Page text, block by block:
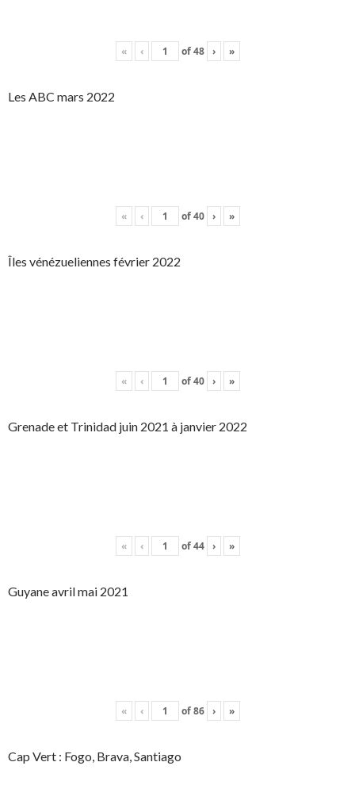
« ‹ of48 › »
Les ABC mars 2022
« ‹ of40 › »
Îles vénézueliennes février 2022
« ‹ of40 › »
Grenade et Trinidad juin 2021 à janvier 2022
« ‹ of44 › »
Guyane avril mai 2021
« ‹ of86 › »
Cap Vert : Fogo, Brava, Santiago